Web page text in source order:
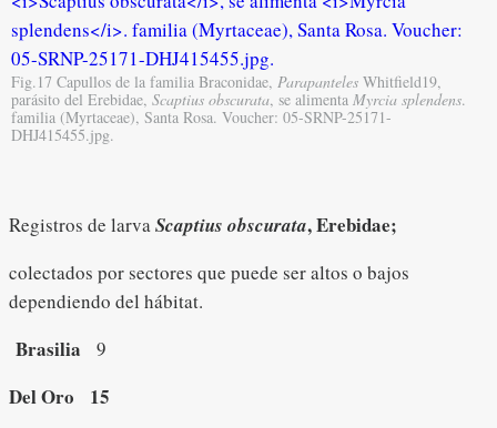
Fig.17 Capullos de la familia Braconidae, Parapanteles Whitfield19,
parásito del Erebidae, Scaptius obscurata, se alimenta Myrcia splendens.
familia (Myrtaceae), Santa Rosa. Voucher: 05-SRNP-25171-
DHJ415455.jpg.
Registros de larvaScaptius obscurata, Erebidae;
colectados por sectores que puede ser altos o bajos
dependiendo del hábitat.
Brasilia 9
Del Oro 15